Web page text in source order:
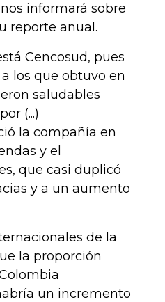
informará sobre
reporte anual.
Cencosud, pues
los que obtuvo en
saludables
(...)
la compañía en
y el
que casi duplicó
y a un aumento
de la
la proporción
un incremento